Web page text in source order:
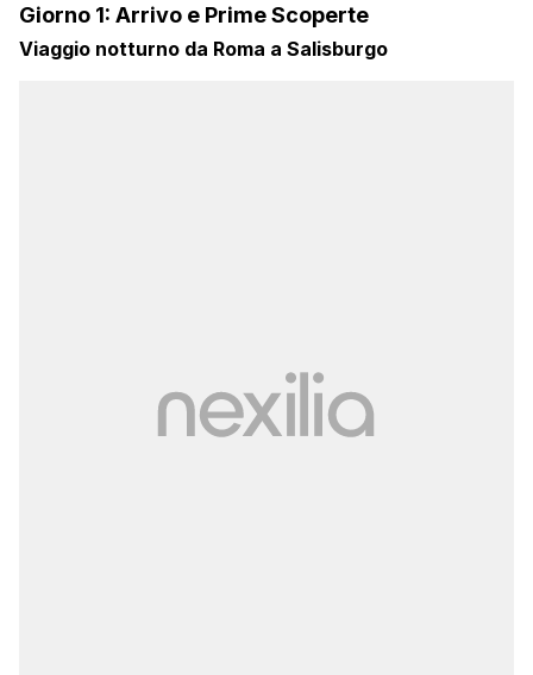
Giorno 1: Arrivo e Prime Scoperte
Viaggio notturno da Roma a Salisburgo